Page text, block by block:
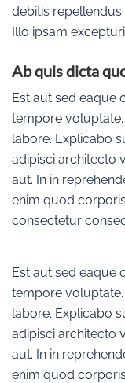
debitis
Illo ipsam
Ab quis dicta
Est aut sed eaque
tempore
labore. Explicabo
adipisci architecto
aut. In in
enim quod
consectetur
Est aut sed eaque
tempore
labore. Explicabo
adipisci architecto
aut. In in
enim quod